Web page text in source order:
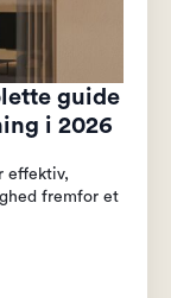
guide
i 2026
effektiv,
fremfor et